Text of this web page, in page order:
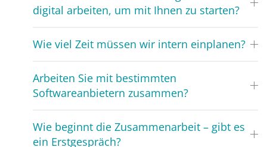
digital arbeiten, um mit Ihnen zu starten?
Wie viel Zeit müssen wir intern einplanen?
Arbeiten Sie mit bestimmten
Softwareanbietern zusammen?
Wie beginnt die Zusammenarbeit – gibt es
ein Erstgespräch?